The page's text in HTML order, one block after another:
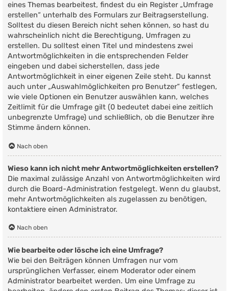
eines Themas bearbeitest, findest du ein Register „Umfrage
erstellen“ unterhalb des Formulars zur Beitragserstellung.
Solltest du diesen Bereich nicht sehen können, so hast du
wahrscheinlich nicht die Berechtigung, Umfragen zu
erstellen. Du solltest einen Titel und mindestens zwei
Antwortmöglichkeiten in die entsprechenden Felder
eingeben und dabei sicherstellen, dass jede
Antwortmöglichkeit in einer eigenen Zeile steht. Du kannst
auch unter „Auswahlmöglichkeiten pro Benutzer“ festlegen,
wie viele Optionen ein Benutzer auswählen kann, welches
Zeitlimit für die Umfrage gilt (0 bedeutet dabei eine zeitlich
unbegrenzte Umfrage) und schließlich, ob die Benutzer ihre
Stimme ändern können.
Nach oben
Wieso kann ich nicht mehr Antwortmöglichkeiten erstellen?
Die maximal zulässige Anzahl von Antwortmöglichkeiten wird
durch die Board-Administration festgelegt. Wenn du glaubst,
mehr Antwortmöglichkeiten als zugelassen zu benötigen,
kontaktiere einen Administrator.
Nach oben
Wie bearbeite oder lösche ich eine Umfrage?
Wie bei den Beiträgen können Umfragen nur vom
ursprünglichen Verfasser, einem Moderator oder einem
Administrator bearbeitet werden. Um eine Umfrage zu